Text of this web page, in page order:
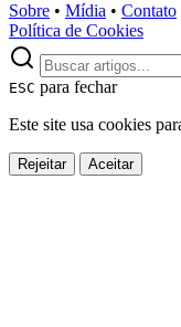
Sobre • Mídia • Contato
Política de Cookies
ESC para fechar
Este site usa cookies
Rejeitar Aceitar